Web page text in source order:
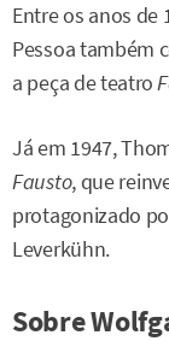
Entre os anos de
Pessoa também
a peça de teatro
Já em 1947,
Fausto, que
protagonizado
Leverkühn.
Sobre